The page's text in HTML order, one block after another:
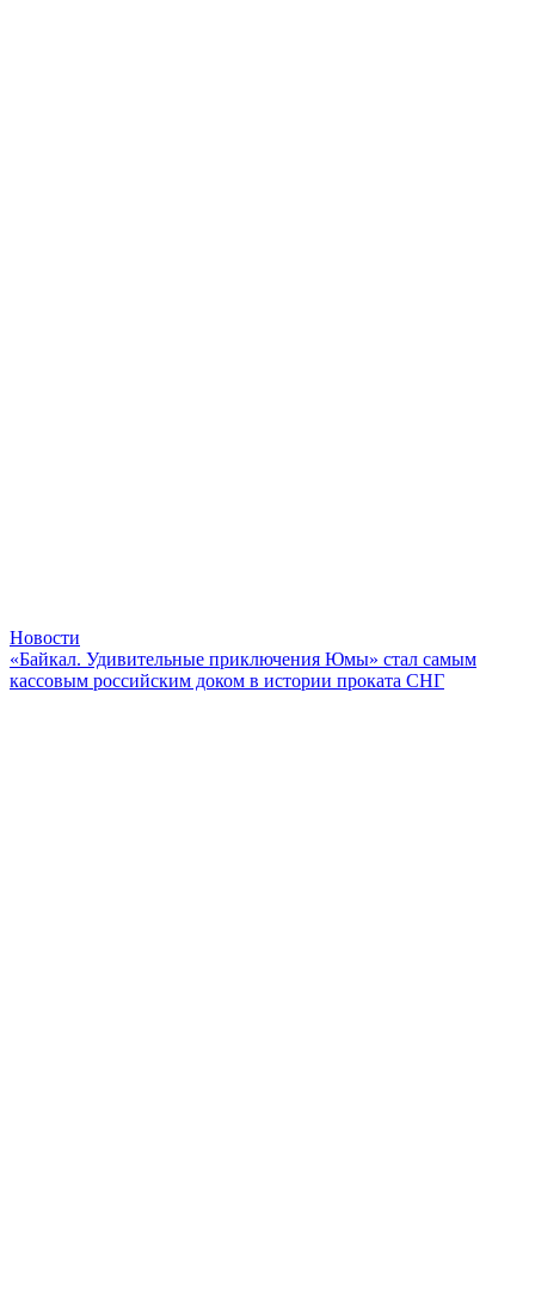
Новости
«Байкал. Удивительные приключения Юмы» стал самым
кассовым российским доком в истории проката СНГ